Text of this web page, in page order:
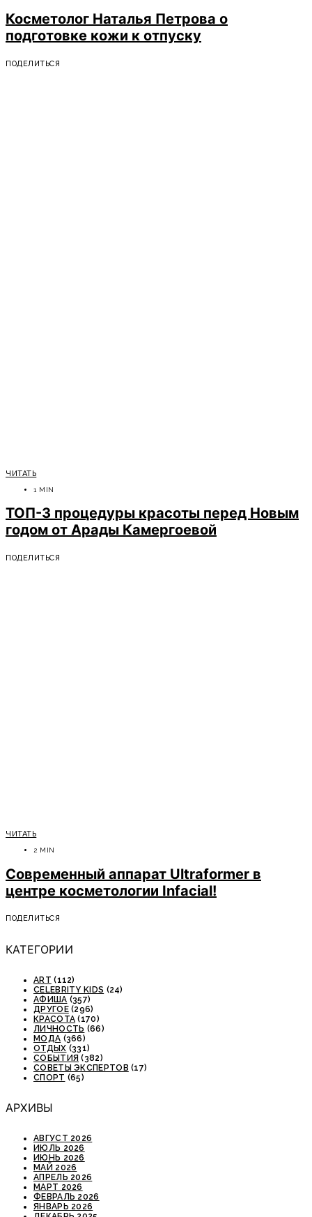
Косметолог Наталья Петрова о
подготовке кожи к отпуску
ПОДЕЛИТЬСЯ
ЧИТАТЬ
1 MIN
ТОП-3 процедуры красоты перед Новым
годом от Арады Камергоевой
ПОДЕЛИТЬСЯ
ЧИТАТЬ
2 MIN
Современный аппарат Ultraformer в
центре косметологии Infacial!
ПОДЕЛИТЬСЯ
КАТЕГОРИИ
ART (112)
CELEBRITY KIDS (24)
АФИША (357)
ДРУГОЕ(296)
КРАСОТА (170)
ЛИЧНОСТЬ (66)
МОДА (366)
ОТДЫХ (331)
СОБЫТИЯ (382)
СОВЕТЫ ЭКСПЕРТОВ (17)
СПОРТ (65)
АРХИВЫ
АВГУСТ 2026
ИЮЛЬ 2026
ИЮНЬ 2026
МАЙ 2026
АПРЕЛЬ 2026
МАРТ 2026
ФЕВРАЛЬ 2026
ЯНВАРЬ 2026